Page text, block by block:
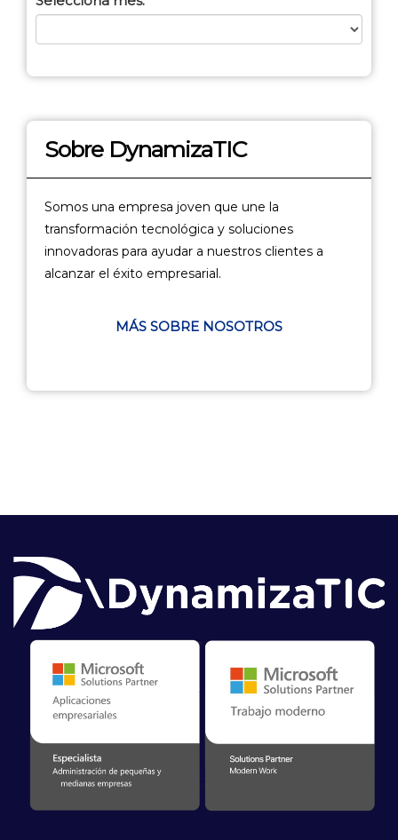
Sobre DynamizaTIC
Somos una empresa joven que une la
transformación tecnológica y soluciones
innovadoras para ayudar a nuestros clientes a
alcanzar el éxito empresarial.
MÁS SOBRE NOSOTROS